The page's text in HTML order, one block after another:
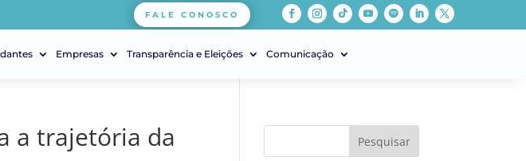
FALE CONOSCO
Empresas Transparência e Eleições Comunicação
a trajetória da Pesquisar